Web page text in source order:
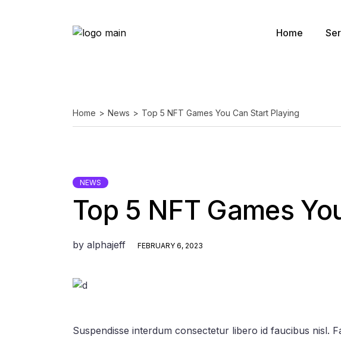
Home
Home News Top 5 NFT Games You Can Start Playing
NEWS
Top 5 NFT Games
by alphajeff FEBRUARY 6, 2023
Suspendisse interdum consectetur libero id faucibus nisl.